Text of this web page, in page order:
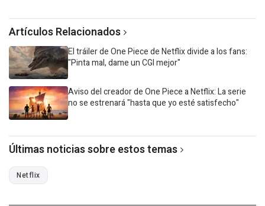
Artículos Relacionados
El tráiler de One Piece de Netflix divide a los fans:
"Pinta mal, dame un CGI mejor"
Aviso del creador de One Piece a Netflix: La serie
no se estrenará "hasta que yo esté satisfecho"
Últimas noticias sobre estos temas
Netflix